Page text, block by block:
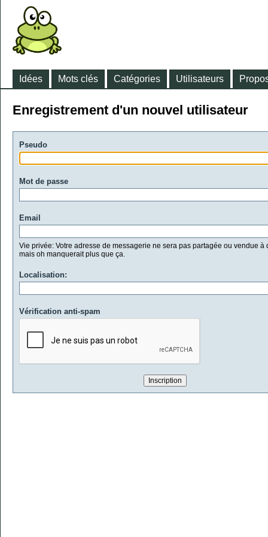
Idées Mots clés Catégories Utilisateurs
Enregistrement d'un nouvel utilisateur
Pseudo
Mot de passe
Email
Vie privée: Votre adresse de messagerie ne sera pas partagée ou vendue à
mais oh manquerait plus que ça.
Localisation:
Vérification anti-spam